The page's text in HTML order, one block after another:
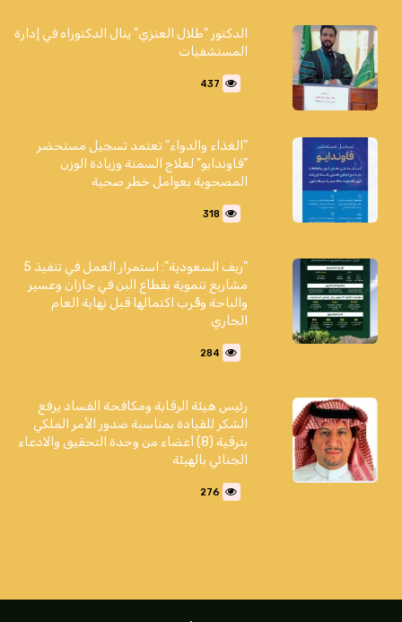
الدكتور "طلال العنزي" ينال الدكتوراه في إدارة
المستشفيات
437
"الغذاء والدواء" تعتمد تسجيل مستحضر
"فاوندايو" لعلاج السمنة وزيادة الوزن
المصحوبة بعوامل خطر صحية
318
"ريف السعودية": استمرار العمل في تنفيذ 5
مشاريع تنموية بقطاع البن في جازان وعسير
والباحة وقُرب اكتمالها قبل نهاية العام
الجاري
284
رئيس هيئة الرقابة ومكافحة الفساد يرفع
الشكر للقيادة بمناسبة صدور الأمر الملكي
بترقية (8) أعضاء من وحدة التحقيق والادعاء
الجنائي بالهيئة
276